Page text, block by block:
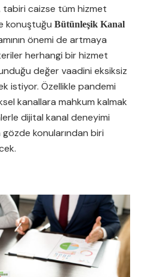
tabiri caizse tüm hizmet
konuştuğu Bütünleşik Kanal
önemi de artmaya
herhangi bir hizmet
değer vaadini eksiksiz
istiyor. Özellikle pandemi
kanallara mahkum kalmak
dijital kanal deneyimi
gözde konularından biri